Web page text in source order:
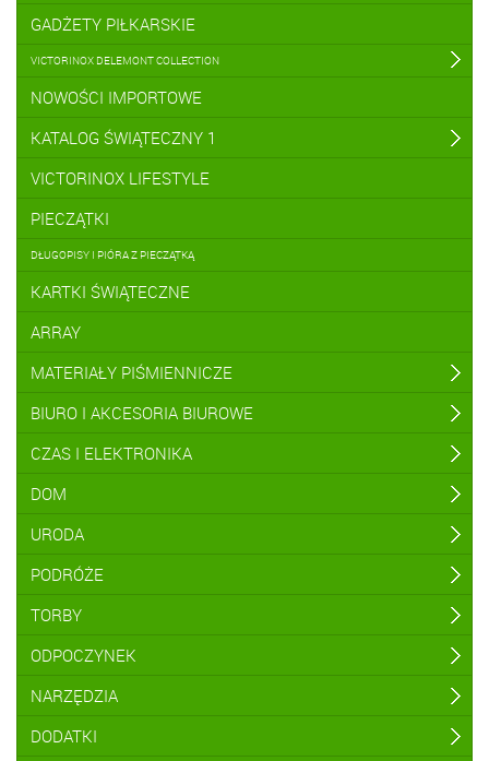
GADŻETY PIŁKARSKIE
VICTORINOX DELEMONT COLLECTION
NOWOŚCI IMPORTOWE
KATALOG ŚWIĄTECZNY 1
VICTORINOX LIFESTYLE
PIECZĄTKI
DŁUGOPISY I PIÓRA Z PIECZĄTKĄ
KARTKI ŚWIĄTECZNE
ARRAY
MATERIAŁY PIŚMIENNICZE
BIURO I AKCESORIA BIUROWE
CZAS I ELEKTRONIKA
DOM
URODA
PODRÓŻE
TORBY
ODPOCZYNEK
NARZĘDZIA
DODATKI